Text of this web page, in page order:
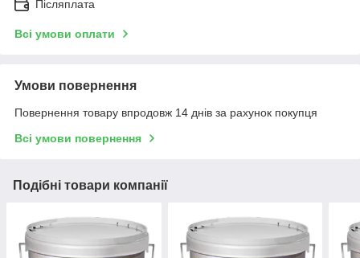
Післяплата
Всі умови оплати
Умови повернення
Повернення товару впродовж 14 днів за рахунок покупця
Всі умови повернення
Подібні товари компанії